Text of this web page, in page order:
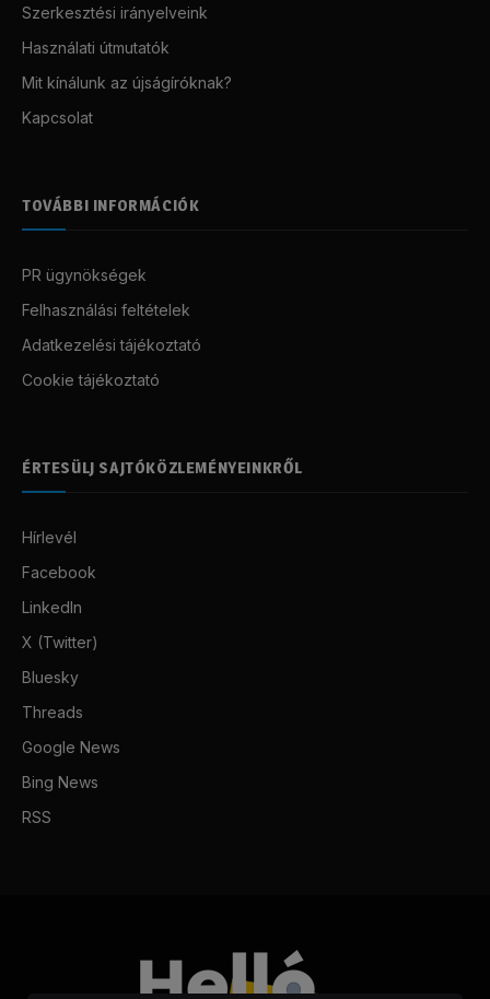
Szerkesztési irányelveink
Használati útmutatók
Mit kínálunk az újságíróknak?
Kapcsolat
TOVÁBBI INFORMÁCIÓK
PR ügynökségek
Felhasználási feltételek
Adatkezelési tájékoztató
Cookie tájékoztató
ÉRTESÜLJ SAJTÓKÖZLEMÉNYEINKRŐL
Hírlevél
Facebook
LinkedIn
X (Twitter)
Bluesky
Threads
Google News
Bing News
RSS